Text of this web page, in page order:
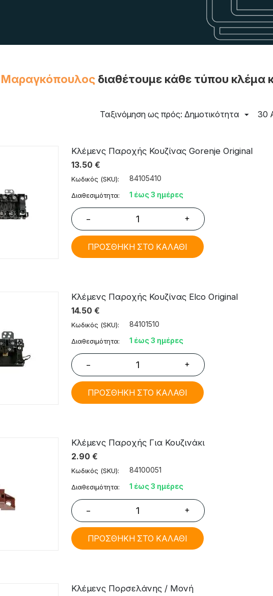
Μαραγκόπουλος διαθέτουμε κάθε τύπου κλέμα
Ταξινόμηση ως πρός: Δημοτικότητα 30
Κλέμενς Παροχής Κουζίνας Gorenje Original
13.50 €
Κωδικός (SKU): 84105410
Διαθεσιμότητα: 1 έως 3 ημέρες
− +
ΠΡΟΣΘΗΚΗ ΣΤΟ ΚΑΛΑΘΙ
Κλέμενς Παροχής Κουζίνας Elco Original
14.50 €
Κωδικός (SKU): 84101510
Διαθεσιμότητα: 1 έως 3 ημέρες
− +
ΠΡΟΣΘΗΚΗ ΣΤΟ ΚΑΛΑΘΙ
Κλέμενς Παροχής Για Κουζινάκι
2.90 €
Κωδικός (SKU): 84100051
Διαθεσιμότητα: 1 έως 3 ημέρες
− +
ΠΡΟΣΘΗΚΗ ΣΤΟ ΚΑΛΑΘΙ
Κλέμενς Πορσελάνης / Μονή